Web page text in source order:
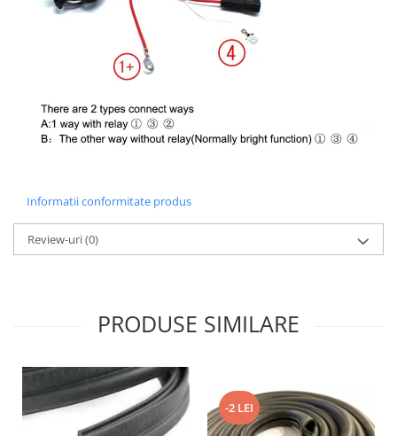
Informatii conformitate produs
Review-uri(0)
PRODUSE SIMILARE
-2 LEI